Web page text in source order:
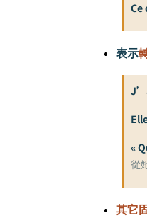
Ce
表示
«
從
其它